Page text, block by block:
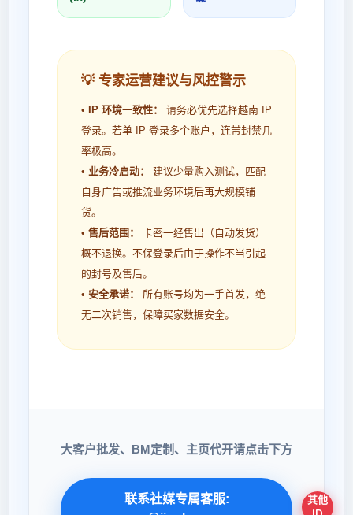
💡 专家运营建议与风控警示
• IP 环境一致性：
请务必优先选择越南 IP
登录。若单 IP 登录多个账户，连带封禁几
率极高。
• 业务冷启动：
建议少量购入测试，匹配
自身广告或推流业务环境后再大规模铺
货。
• 售后范围：
卡密一经售出（自动发货）
概不退换。不保登录后由于操作不当引起
的封号及售后。
• 安全承诺：
所有账号均为一手首发，绝
无二次销售，保障买家数据安全。
大客户批发、BM定制、主页代开请点击下方
联系社媒专属客服:
其他